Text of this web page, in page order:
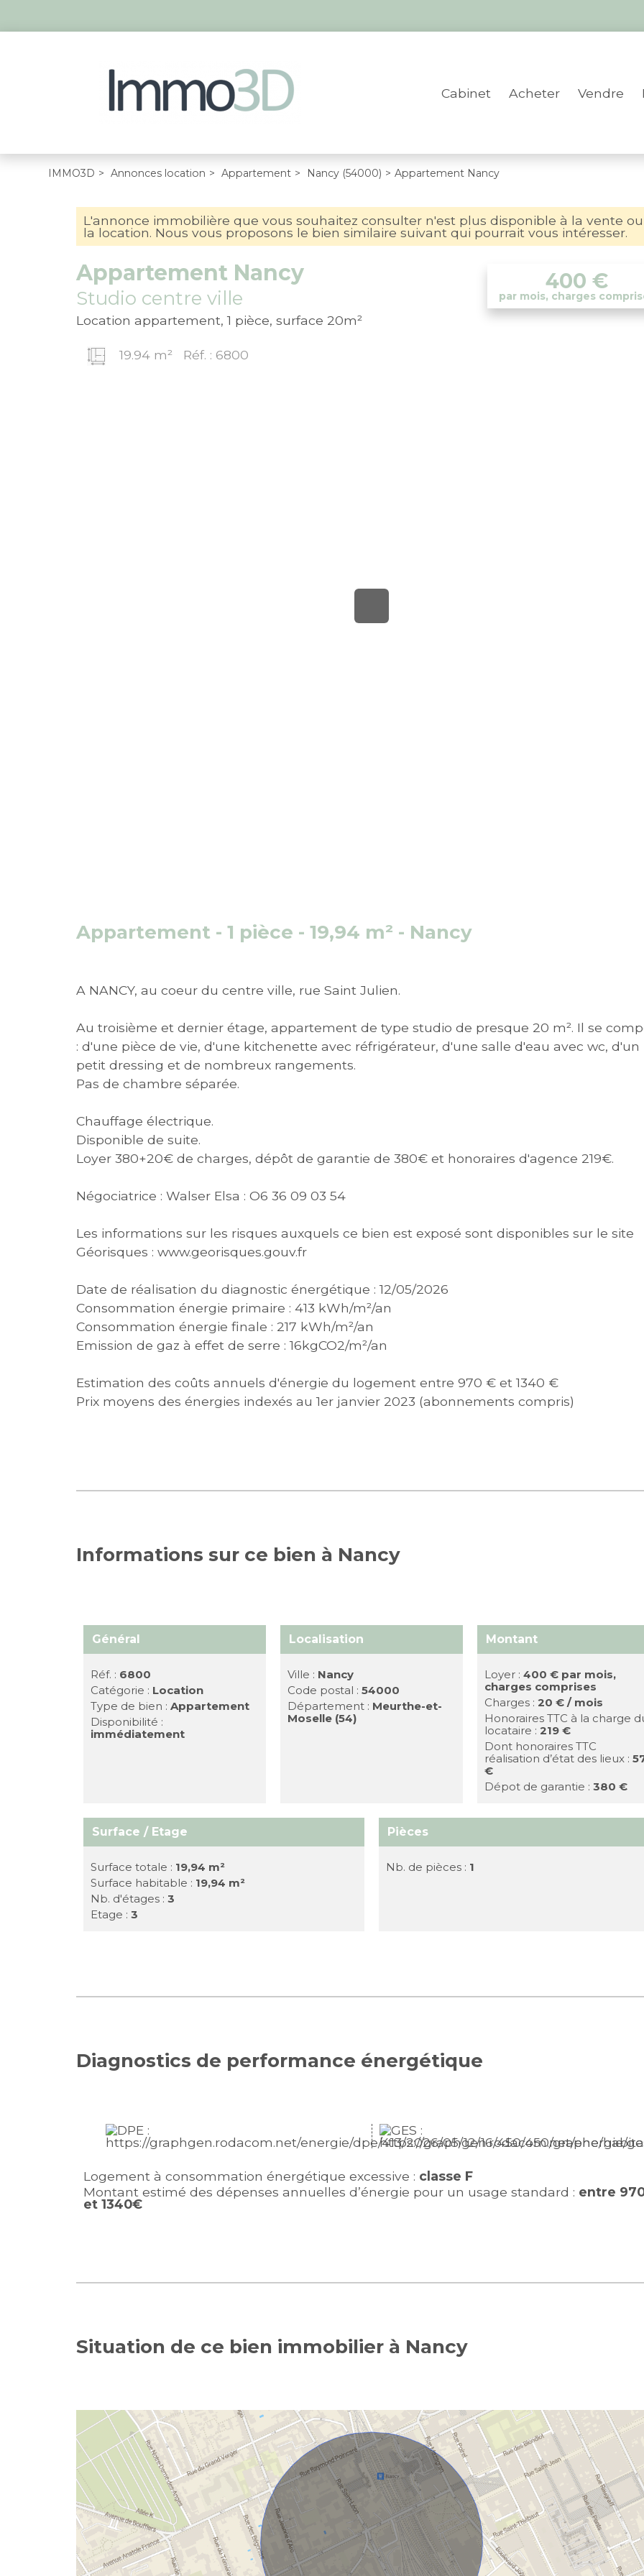
Cabinet Acheter Vendre
IMMO3D > Annonces location > Appartement > Nancy (54000) > Appartement Nancy
L'annonce immobilière que vous souhaitez consulter n'est plus disponible à la vente
la location. Nous vous proposons le bien similaire suivant qui pourrait vous intéresser.
Appartement Nancy
Studio centre ville
Location appartement, 1 pièce, surface 20m²
19.94 m² Réf. : 6800
400 €
par mois, charges
Appartement - 1 pièce - 19,94 m² - Nancy
A NANCY, au coeur du centre ville, rue Saint Julien.
Au troisième et dernier étage, appartement de type studio de presque 20 m². Il se
: d'une pièce de vie, d'une kitchenette avec réfrigérateur, d'une salle d'eau avec wc, d'un
petit dressing et de nombreux rangements.
Pas de chambre séparée.
Chauffage électrique.
Disponible de suite.
Loyer 380+20€ de charges, dépôt de garantie de 380€ et honoraires d'agence 219€.
Négociatrice : Walser Elsa : O6 36 09 03 54
Les informations sur les risques auxquels ce bien est exposé sont disponibles sur le site
Géorisques : www.georisques.gouv.fr
Date de réalisation du diagnostic énergétique : 12/05/2026
Consommation énergie primaire : 413 kWh/m²/an
Consommation énergie finale : 217 kWh/m²/an
Emission de gaz à effet de serre : 16kgCO2/m²/an
Estimation des coûts annuels d'énergie du logement entre 970 € et 1340 €
Prix moyens des énergies indexés au 1er janvier 2023 (abonnements compris)
Informations sur ce bien à Nancy
Général
Réf. : 6800
Catégorie : Location
Type de bien :Appartement
Disponibilité :
immédiatement
Localisation
Ville : Nancy
Code postal :54000
Département : Meurthe-et-
Moselle (54)
Montant
Loyer : 400 € par mois,
charges comprises
Charges : 20 € / mois
Honoraires TTC à la charge
locataire : 219 €
Dont honoraires TTC
réalisation d’état des lieux :
€
Dépot de garantie : 380 €
Surface / Etage
Surface totale : 19,94 m²
Surface habitable : 19,94 m²
Nb. d'étages :3
Etage :3
Pièces
Nb. de pièces : 1
Diagnostics de performance énergétique
Logement à consommation énergétique excessive : classe F
Montant estimé des dépenses annuelles d’énergie pour un usage standard : entre
et 1340€
Situation de ce bien immobilier à Nancy